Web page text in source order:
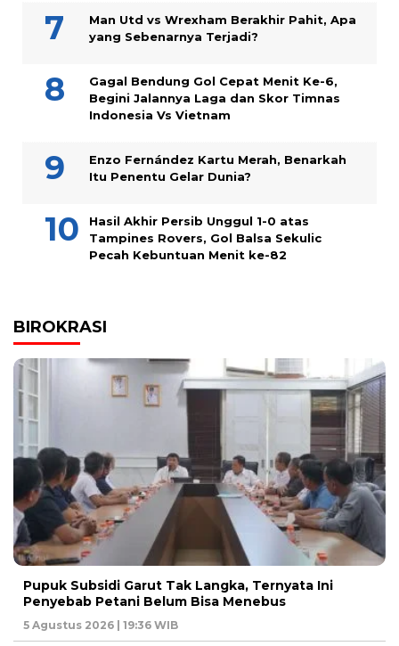
Man Utd vs Wrexham Berakhir Pahit, Apa
yang Sebenarnya Terjadi?
Gagal Bendung Gol Cepat Menit Ke-6,
Begini Jalannya Laga dan Skor Timnas
Indonesia Vs Vietnam
Enzo Fernández Kartu Merah, Benarkah
Itu Penentu Gelar Dunia?
Hasil Akhir Persib Unggul 1-0 atas
Tampines Rovers, Gol Balsa Sekulic
Pecah Kebuntuan Menit ke-82
BIROKRASI
Pupuk Subsidi Garut Tak Langka, Ternyata Ini
Penyebab Petani Belum Bisa Menebus
5 Agustus 2026 | 19:36 WIB